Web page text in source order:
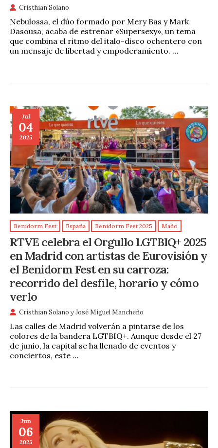
Cristhian Solano
Nebulossa, el dúo formado por Mery Bas y Mark
Dasousa, acaba de estrenar «Supersexy», un tema
que combina el ritmo del italo-disco ochentero con
un mensaje de libertad y empoderamiento. …
Jul
04
2025
Benidorm Fest España Benidorm Fest 2025 Mado
RTVE celebra el Orgullo LGTBIQ+ 2025
en Madrid con artistas de Eurovisión y
el Benidorm Fest en su carroza:
recorrido del desfile, horario y cómo
verlo
Cristhian Solano yJosé Miguel Mancheño
Las calles de Madrid volverán a pintarse de los
colores de la bandera LGTBIQ+. Aunque desde el 27
de junio, la capital se ha llenado de eventos y
conciertos, este …
Jun
06
2025